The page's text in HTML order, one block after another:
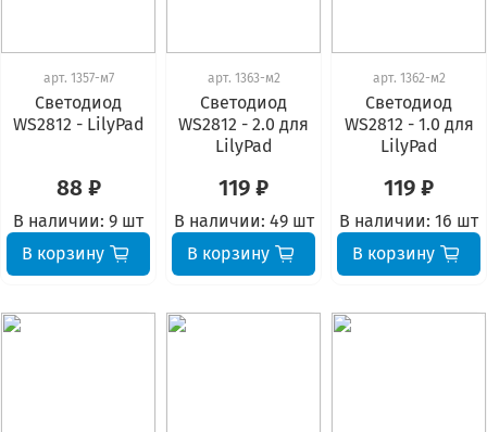
арт. 1357-м7
Светодиод
WS2812 - LilyPad
88 ₽
В наличии: 9 шт
В корзину
арт. 1363-м2
Светодиод
WS2812 - 2.0 для
LilyPad
119 ₽
В наличии: 49 шт
В корзину
арт. 1362-м2
Светодиод
WS2812 - 1.0 для
LilyPad
119 ₽
В наличии: 16 шт
В корзину